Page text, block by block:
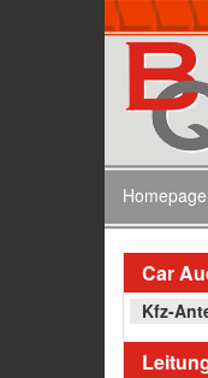
Homepage
Car
Kfz-